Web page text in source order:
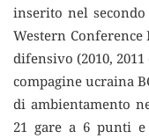
inserito nel
Western
difensivo (2010, 2011
compagine ucraina
di ambientamento
21 gare a 6 punti